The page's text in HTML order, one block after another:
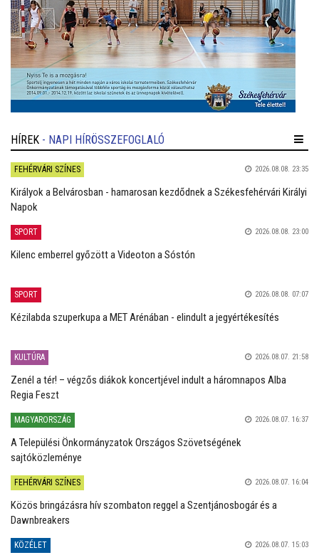
HÍREK - NAPI HÍRÖSSZEFOGLALÓ
FEHÉRVÁRI SZÍNES 2026.08.08. 23:35
Királyok a Belvárosban - hamarosan kezdődnek a Székesfehérvári Királyi
Napok
SPORT 2026.08.08. 23:00
Kilenc emberrel győzött a Videoton a Sóstón
SPORT 2026.08.08. 07:07
Kézilabda szuperkupa a MET Arénában - elindult a jegyértékesítés
KULTÚRA 2026.08.07. 21:58
Zenél a tér! – végzős diákok koncertjével indult a háromnapos Alba
Regia Feszt
MAGYARORSZÁG 2026.08.07. 16:37
A Települési Önkormányzatok Országos Szövetségének
sajtóközleménye
FEHÉRVÁRI SZÍNES 2026.08.07. 16:04
Közös bringázásra hív szombaton reggel a Szentjánosbogár és a
Dawnbreakers
KÖZÉLET 2026.08.07. 15:03